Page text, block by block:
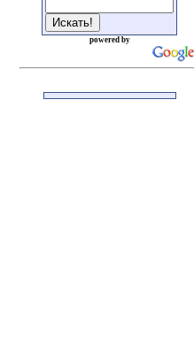
powered by